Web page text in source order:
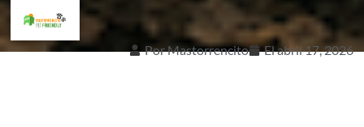
PorMastorrencito Elabril 17, 2026